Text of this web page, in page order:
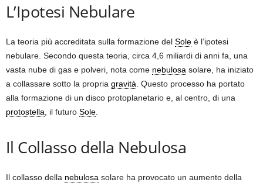
L’Ipotesi Nebulare
La teoria più accreditata sulla formazione del Sole è l’ipotesi
nebulare. Secondo questa teoria, circa 4,6 miliardi di anni fa, una
vasta nube di gas e polveri, nota come nebulosa solare, ha iniziato
a collassare sotto la propria gravità . Questo processo ha portato
alla formazione di un disco protoplanetario e, al centro, di una
protostella , il futuro Sole
Il Collasso della Nebulosa
Il collasso della nebulosa solare ha provocato un aumento della